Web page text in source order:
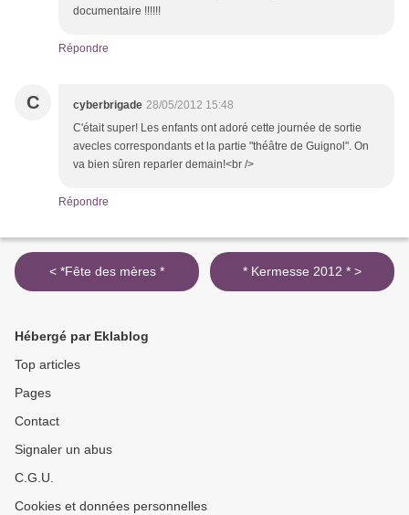
documentaire !!!!!!
Répondre
C cyberbrigade 28/05/2012 15:48
C'était super! Les enfants ont adoré cette journée de sortie
avecles correspondants et la partie "théâtre de Guignol". On
va bien sûren reparler demain!<br />
Répondre
< *Fête des mères * * Kermesse 2012 * >
Hébergé par Eklablog
Top articles
Pages
Contact
Signaler un abus
C.G.U.
Cookies et données personnelles